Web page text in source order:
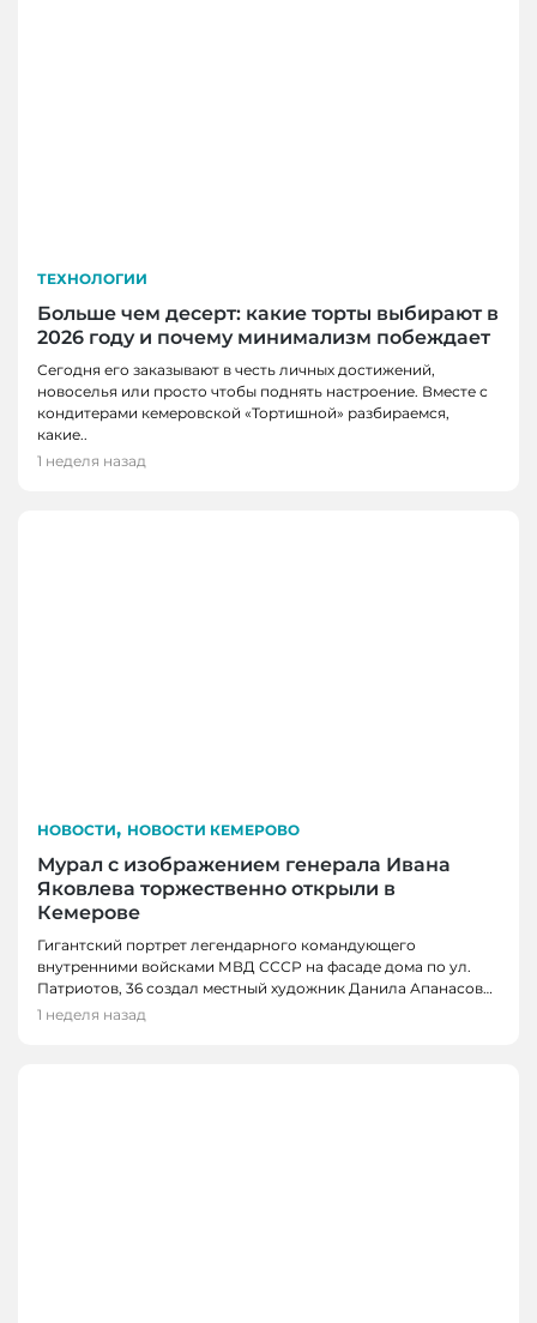
ТЕХНОЛОГИИ
Больше чем десерт: какие торты выбирают в
2026 году и почему минимализм побеждает
Сегодня его заказывают в честь личных достижений,
новоселья или просто чтобы поднять настроение. Вместе с
кондитерами кемеровской «Тортишной» разбираемся,
какие..
1 неделя назад
НОВОСТИ, НОВОСТИ КЕМЕРОВО
Мурал с изображением генерала Ивана
Яковлева торжественно открыли в
Кемерове
Гигантский портрет легендарного командующего
внутренними войсками МВД СССР на фасаде дома по ул.
Патриотов, 36 создал местный художник Данила Апанасов…
1 неделя назад